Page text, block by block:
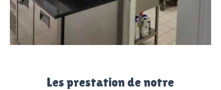
Les prestation de notre